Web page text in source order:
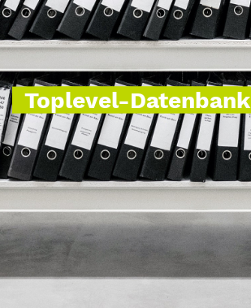
Toplevel-Datenbank